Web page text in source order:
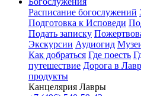
Расписание богослужений
Подготовка к Исповеди
Подать записку
Экскурсии Аудиогид
Как добраться Где поесть
путешествие Дорога в
продукты
Канцелярия Лавры